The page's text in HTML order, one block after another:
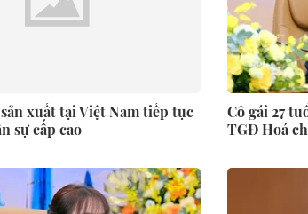
xuất tại Việt Nam tiếp tục
sự cấp cao
Cô gái 27
TGĐ Hoá